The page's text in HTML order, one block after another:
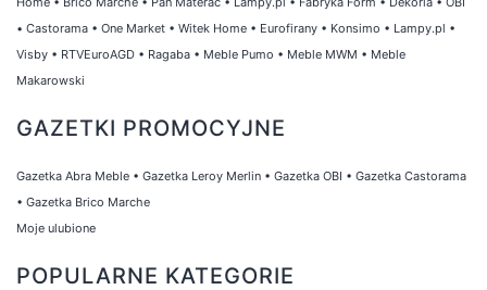
• Castorama • One Market • Witek Home • Eurofirany • Konsimo • Lampy.pl •
Visby • RTVEuroAGD • Ragaba • Meble Pumo • Meble MWM • Meble
Makarowski
GAZETKI PROMOCYJNE
Gazetka Abra Meble • Gazetka Leroy Merlin • Gazetka OBI • Gazetka Castorama
• Gazetka Brico Marche
Moje ulubione
POPULARNE KATEGORIE